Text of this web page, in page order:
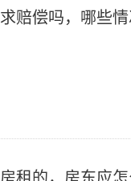
赔偿吗，哪些